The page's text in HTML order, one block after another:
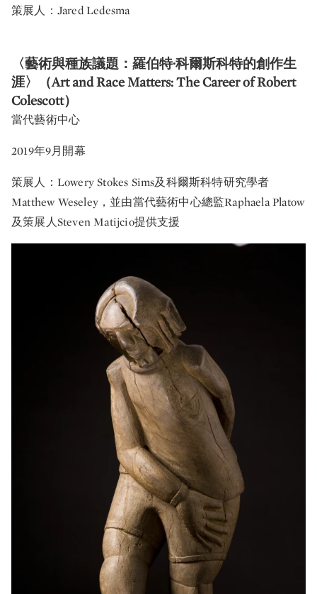
策展人：Jared Ledesma
〈藝術與種族議題：羅伯特·科爾斯科特的創作生
涯〉（Art and Race Matters: The Career of Robert
Colescott）
當代藝術中心
2019年9月開幕
策展人：Lowery Stokes Sims及科爾斯科特研究學者
Matthew Weseley，並由當代藝術中心總監Raphaela Platow
及策展人Steven Matijcio提供支援